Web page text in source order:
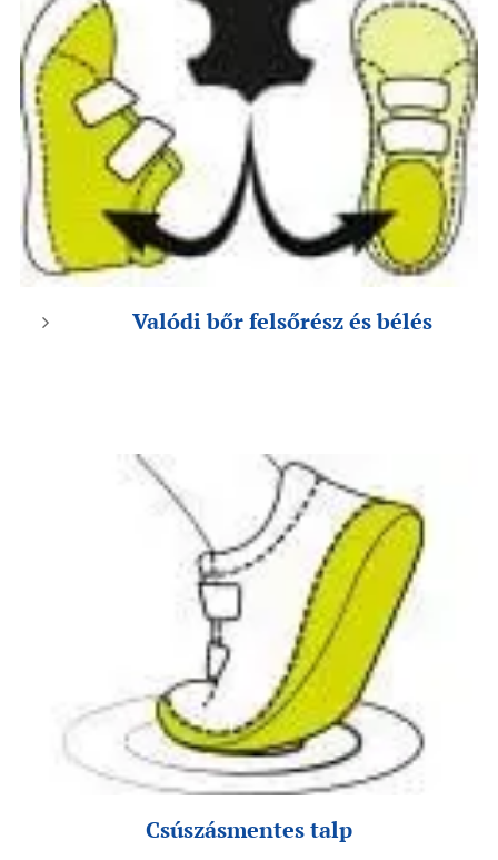
Valódi bőr felsőrész és bélés
Csúszásmentes talp